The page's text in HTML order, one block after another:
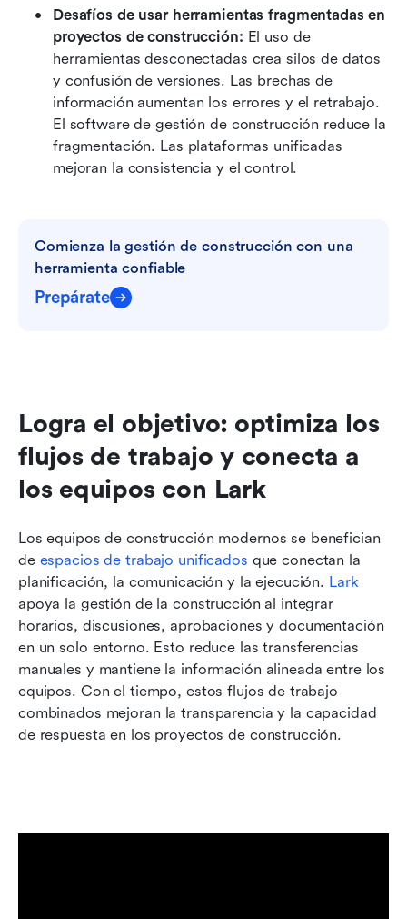
Desafíos de usar herramientas fragmentadas en
proyectos de construcción: El uso de
herramientas desconectadas crea silos de datos
y confusión de versiones. Las brechas de
información aumentan los errores y el retrabajo.
El software de gestión de construcción reduce la
fragmentación. Las plataformas unificadas
mejoran la consistencia y el control.
Comienza la gestión de construcción con una
herramienta confiable
Prepárate
Logra el objetivo: optimiza los
flujos de trabajo y conecta a
los equipos con Lark
Los equipos de construcción modernos se benefician
de espacios de trabajo unificados que conectan la
planificación, la comunicación y la ejecución. Lark
apoya la gestión de la construcción al integrar
horarios, discusiones, aprobaciones y documentación
en un solo entorno. Esto reduce las transferencias
manuales y mantiene la información alineada entre los
equipos. Con el tiempo, estos flujos de trabajo
combinados mejoran la transparencia y la capacidad
de respuesta en los proyectos de construcción.